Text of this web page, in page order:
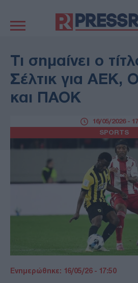
πλοήγηση
ΠΟΛΙΤΙΚΗ
ΟΙΚΟΝΟΜΙΑ
ΕΚΚΛΗΣΙΑ
ΔΙΕΘΝΗ
AUTO - MOTO
ΠΑΡΑΞΕΝΑ
Τι σημαίνει ο
Σέλτικ για ΑΕΚ,
και ΠΑΟΚ
SPORTS
16/05/2026 -
Ενημερώθηκε: 16/05/26 - 17:50